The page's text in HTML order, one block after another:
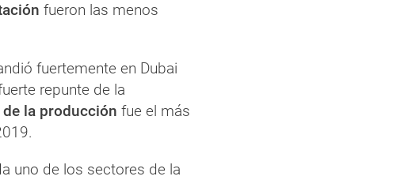
fueron las menos
fuertemente en Dubai
repunte de la
la producción fue el más
uno de los sectores de la